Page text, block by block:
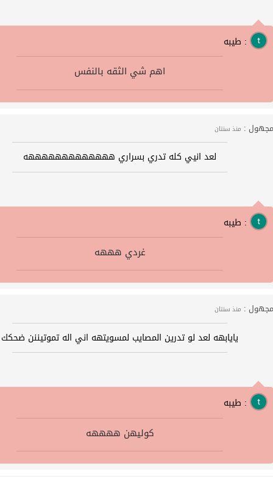
طيبه :
اهم شي الثقه بالنفس
مجهول : منذ سنتان
لعد انيي كله تدري بسراري هههههههههههههه
طيبه :
غردي هههه
مجهول : منذ سنتان
يايابهه لعد لو تدرين المصايب لمسويتهه اني اله تموتيننن ضحكك
طيبه :
كوليهن ههههه